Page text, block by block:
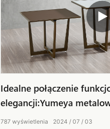
Idealne połączenie
elegancji:Yumeya
drewna zbożowego
2024 07 03
787 wyświetlenia